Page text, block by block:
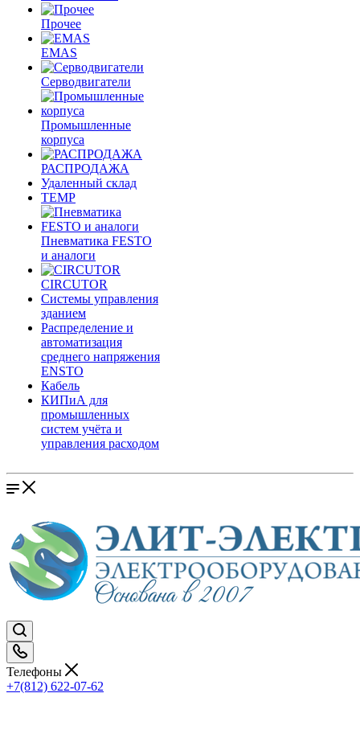
Прочее
EMAS
Cерводвигатели
Промышленные
корпуса
РАСПРОДАЖА
Удаленный склад
TEMP
Пневматика FESTO
и аналоги
CIRCUTOR
Системы управления
зданием
Распределение и
автоматизация
среднего напряжения
ENSTO
Кабель
КИПиА для
промышленных
систем учёта и
управления расходом
Телефоны
+7(812) 622-07-62